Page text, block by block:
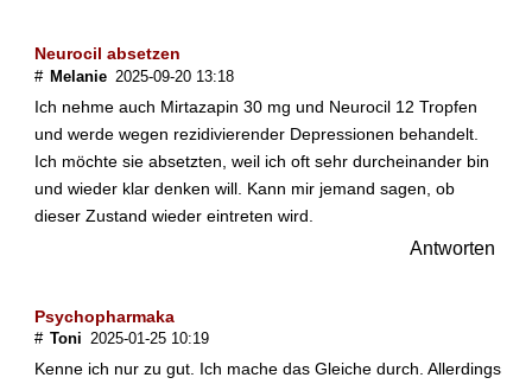
Neurocil absetzen
# Melanie 2025-09-20 13:18
Ich nehme auch Mirtazapin 30 mg und Neurocil 12 Tropfen
und werde wegen rezidivierender Depressionen behandelt.
Ich möchte sie absetzten, weil ich oft sehr durcheinander bin
und wieder klar denken will. Kann mir jemand sagen, ob
dieser Zustand wieder eintreten wird.
Antworten
Psychopharmaka
# Toni 2025-01-25 10:19
Kenne ich nur zu gut. Ich mache das Gleiche durch. Allerdings
x
u
e
l
l
L
u
n
d
P